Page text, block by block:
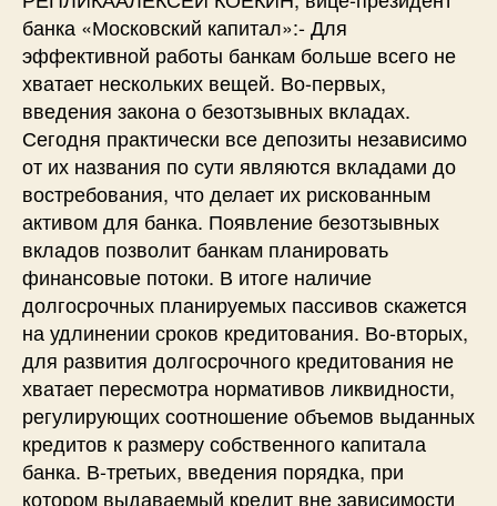
банка «Московский капитал»:- Для
эффективной работы банкам больше всего не
хватает нескольких вещей. Во-первых,
введения закона о безотзывных вкладах.
Сегодня практически все депозиты независимо
от их названия по сути являются вкладами до
востребования, что делает их рискованным
активом для банка. Появление безотзывных
вкладов позволит банкам планировать
финансовые потоки. В итоге наличие
долгосрочных планируемых пассивов скажется
на удлинении сроков кредитования. Во-вторых,
для развития долгосрочного кредитования не
хватает пересмотра нормативов ликвидности,
регулирующих соотношение объемов выданных
кредитов к размеру собственного капитала
банка. В-третьих, введения порядка, при
котором выдаваемый кредит вне зависимости